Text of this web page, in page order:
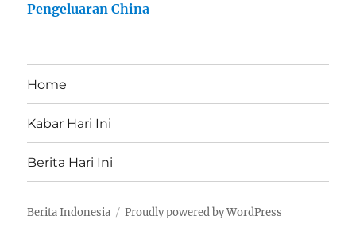
Pengeluaran China
Home
Kabar Hari Ini
Berita Hari Ini
Berita Indonesia Proudly powered by WordPress